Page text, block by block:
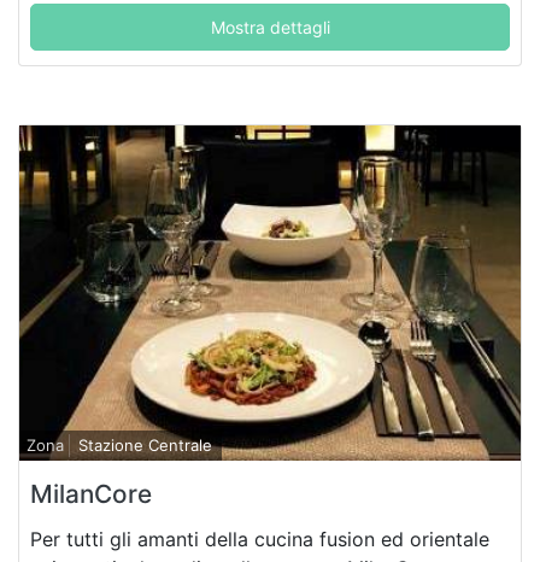
Mostra dettagli
Zona Stazione Centrale
MilanCore
Per tutti gli amanti della cucina fusion ed orientale